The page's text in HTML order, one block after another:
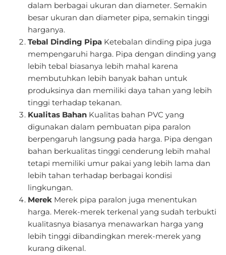
dalam berbagai ukuran dan diameter. Semakin
besar ukuran dan diameter pipa, semakin tinggi
harganya.
Tebal Dinding Pipa Ketebalan dinding pipa juga
mempengaruhi harga. Pipa dengan dinding yang
lebih tebal biasanya lebih mahal karena
membutuhkan lebih banyak bahan untuk
produksinya dan memiliki daya tahan yang lebih
tinggi terhadap tekanan.
Kualitas Bahan Kualitas bahan PVC yang
digunakan dalam pembuatan pipa paralon
berpengaruh langsung pada harga. Pipa dengan
bahan berkualitas tinggi cenderung lebih mahal
tetapi memiliki umur pakai yang lebih lama dan
lebih tahan terhadap berbagai kondisi
lingkungan.
Merek Merek pipa paralon juga menentukan
harga. Merek-merek terkenal yang sudah terbukti
kualitasnya biasanya menawarkan harga yang
lebih tinggi dibandingkan merek-merek yang
kurang dikenal.